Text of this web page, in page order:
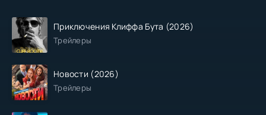
Приключения Клиффа Бута (2026)
Трейлеры
Новости (2026)
Трейлеры